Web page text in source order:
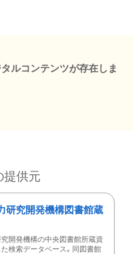
ルコンテンツが存在しま
提供元
研究開発機構図書館蔵
開発機構の中央図書館所蔵資
検索データベース。同図書館